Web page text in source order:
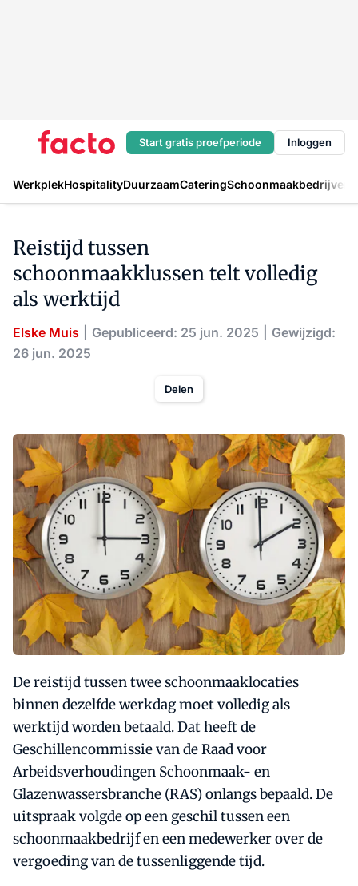
Start gratis proefperiode Inloggen
WerkplekHospitalityDuurzaamCateringSchoonmaakbedrijven
Reistijd tussen
schoonmaakklussen telt volledig
als werktijd
Elske Muis Gepubliceerd: 25 jun. 2025
Gewijzigd:
26 jun. 2025
Delen
De reistijd tussen twee schoonmaaklocaties
binnen dezelfde werkdag moet volledig als
werktijd worden betaald. Dat heeft de
Geschillencommissie van de Raad voor
Arbeidsverhoudingen Schoonmaak- en
Glazenwassersbranche (RAS) onlangs bepaald. De
uitspraak volgde op een geschil tussen een
schoonmaakbedrijf en een medewerker over de
vergoeding van de tussenliggende tijd.